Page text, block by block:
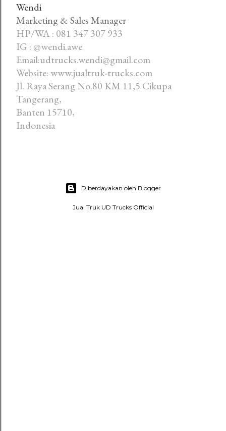
Wendi
Marketing & Sales Manager
HP/WA : 081 347 307 933
IG : @wendi.awe
Email:udtrucks.wendi@gmail.com
Website: www.jualtruk-trucks.com
Jl. Raya Serang No.80 KM 11,5 Cikupa
Tangerang,
Banten 15710,
Indonesia
Diberdayakan oleh Blogger
Jual Truk UD Trucks Official